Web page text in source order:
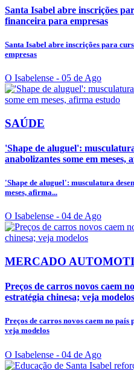
Santa Isabel abre inscrições
financeira para empresas
Santa Isabel abre inscrições para
empresas
O Isabelense - 05 de Ago
SAÚDE
'Shape de aluguel':
anabolizantes some em meses,
'Shape de aluguel': musculatura
meses, afirma...
O Isabelense - 04 de Ago
MERCADO
Preços de carros novos caem
estratégia chinesa; veja modelos
Preços de carros novos caem no
veja modelos
O Isabelense - 04 de Ago